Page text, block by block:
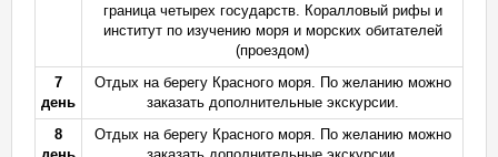
граница четырех государств. Коралловый рифы и
институт по изучению моря и морских обитателей
(проездом)
7
день
Отдых на берегу Красного моря. По желанию можно
заказать дополнительные экскурсии.
8
Отдых на берегу Красного моря. По желанию можно